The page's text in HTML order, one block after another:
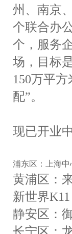
州、南京
个联合办
个，服务
场，目标
150万平
配”。
现已开业
浦东区：上海
黄浦区：
新世界K11
静安区：